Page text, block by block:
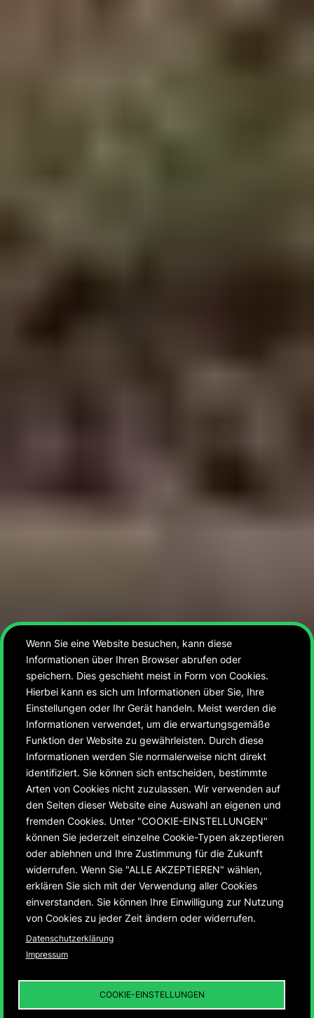
75 Jahre Montbéliard
und Ludwigsburg
Entwicklung der ersten deutsch-französischen
Städtepartnerschaft von 1950 – 2025
DIE „INFRASTRUKTUR
Wenn Sie eine Website besuchen, kann diese
Informationen über Ihren Browser abrufen oder
speichern. Dies geschieht meist in Form von Cookies.
Hierbei kann es sich um Informationen über Sie, Ihre
Einstellungen oder Ihr Gerät handeln. Meist werden die
Informationen verwendet, um die erwartungsgemäße
Funktion der Website zu gewährleisten. Durch diese
Informationen werden Sie normalerweise nicht direkt
identifiziert. Sie können sich entscheiden, bestimmte
Arten von Cookies nicht zuzulassen. Wir verwenden auf
den Seiten dieser Website eine Auswahl an eigenen und
fremden Cookies. Unter "COOKIE-EINSTELLUNGEN"
können Sie jederzeit einzelne Cookie-Typen akzeptieren
oder ablehnen und Ihre Zustimmung für die Zukunft
widerrufen. Wenn Sie "ALLE AKZEPTIEREN" wählen,
erklären Sie sich mit der Verwendung aller Cookies
einverstanden. Sie können Ihre Einwilligung zur Nutzung
von Cookies zu jeder Zeit ändern oder widerrufen.
Datenschutzerklärung
Impressum
COOKIE-EINSTELLUNGEN